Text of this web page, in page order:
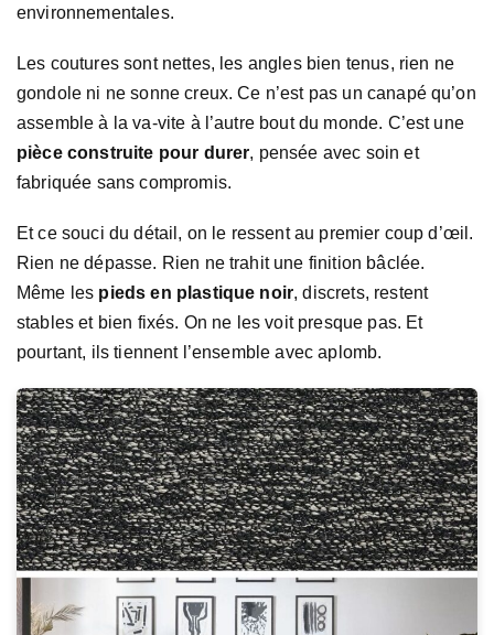
environnementales.
Les coutures sont nettes, les angles bien tenus, rien ne
gondole ni ne sonne creux. Ce n’est pas un canapé qu’on
assemble à la va-vite à l’autre bout du monde. C’est une
pièce construite pour durer, pensée avec soin et
fabriquée sans compromis.
Et ce souci du détail, on le ressent au premier coup d’œil.
Rien ne dépasse. Rien ne trahit une finition bâclée.
Même les pieds en plastique noir, discrets, restent
stables et bien fixés. On ne les voit presque pas. Et
pourtant, ils tiennent l’ensemble avec aplomb.